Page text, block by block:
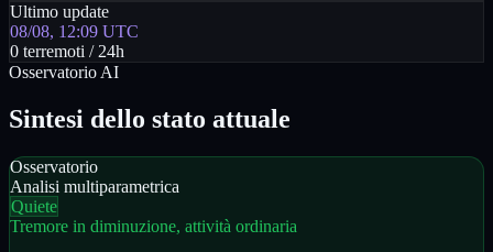
Ultimo update
08/08, 12:09 UTC
0 terremoti / 24h
Osservatorio AI
Sintesi dello stato attuale
Osservatorio
Analisi multiparametrica
Quiete
Tremore in diminuzione, attività ordinaria